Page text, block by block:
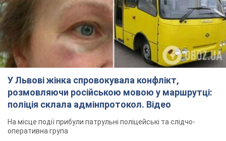
У Львові жінка спровокувала конфлікт,
розмовляючи російською мовою у маршрутці:
поліція склала адмінпротокол. Відео
На місце події прибули патрульні поліцейські та слідчо-
оперативна група